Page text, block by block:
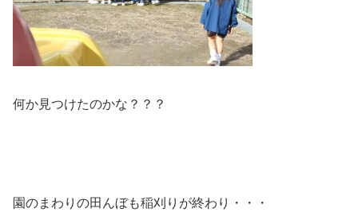
何か見つけたのかな？？？
園のまわりの田んぼも稲刈りが終わり・・・